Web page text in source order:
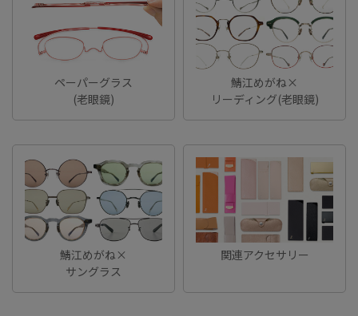
ペーパーグラス
(老眼鏡)
鯖江めがね×
リーディング(老眼鏡)
鯖江めがね×
サングラス
関連アクセサリー